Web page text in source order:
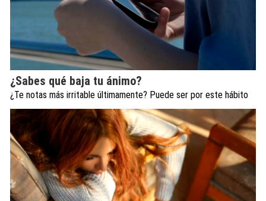
¿Sabes qué baja tu ánimo?
¿Te notas más irritable últimamente? Puede ser por este hábito